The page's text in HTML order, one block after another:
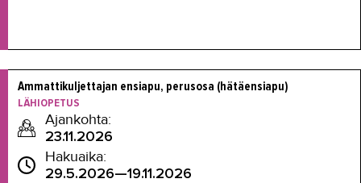
Ammattikuljettajan ensiapu, perusosa (hätäensiapu)
LÄHIOPETUS
Ajankohta:
23.11.2026
Hakuaika:
29.5.2026—19.11.2026